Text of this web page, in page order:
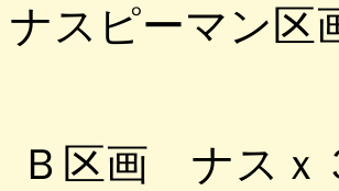
ナスピーマン区
Ｂ区画 ナスｘ